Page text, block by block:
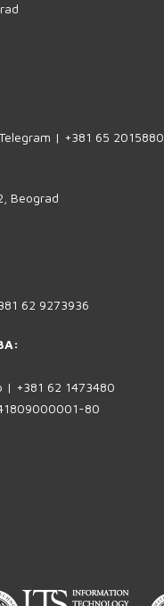
| +381 65 2015880
Beograd
62 9273936
| +381 62 1473480
80